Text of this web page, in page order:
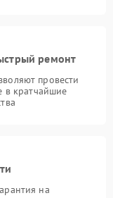
ремонт
провести
в кратчайшие
на